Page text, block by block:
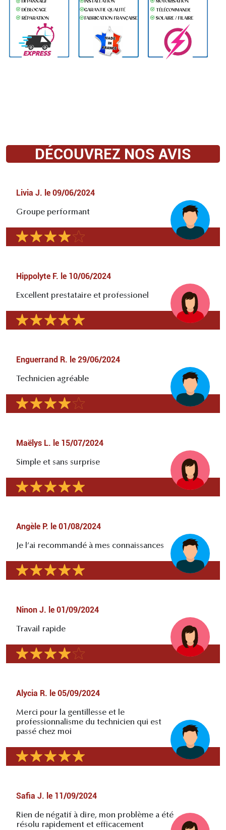
DÉCOUVREZ NOS AVIS
Livia J. le 09/06/2024
Groupe performant
Hippolyte F. le 10/06/2024
Excellent prestataire et professionel
Enguerrand R. le 29/06/2024
Technicien agréable
Maëlys L. le 15/07/2024
Simple et sans surprise
Angèle P. le 01/08/2024
Je l’ai recommandé à mes connaissances
Ninon J. le 01/09/2024
Travail rapide
Alycia R. le 05/09/2024
Merci pour la gentillesse et le
professionnalisme du technicien qui est
passé chez moi
Safia J. le 11/09/2024
Rien de négatif à dire, mon problème a été
résolu rapidement et efficacement